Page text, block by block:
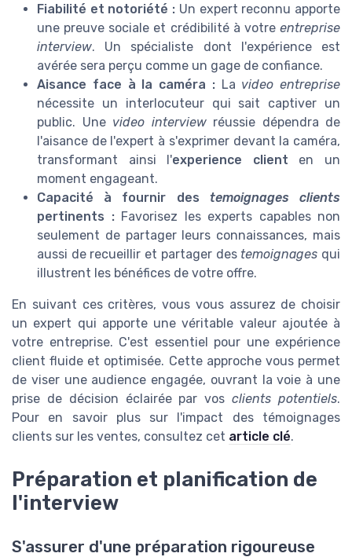
Fiabilité et notoriété : Un expert reconnu apporte
une preuve sociale et crédibilité à votre entreprise
interview. Un spécialiste dont l'expérience est
avérée sera perçu comme un gage de confiance.
Aisance face à la caméra :La video entreprise
nécessite un interlocuteur qui sait captiver un
public. Une video interviewréussie dépendra de
l'aisance de l'expert à s'exprimer devant la caméra,
transformant ainsi l'experience client en un
moment engageant.
Capacité à fournir des temoignages clients
pertinents :Favorisez les experts capables non
seulement de partager leurs connaissances, mais
aussi de recueillir et partager des temoignages qui
illustrent les bénéfices de votre offre.
En suivant ces critères, vous vous assurez de choisir
un expert qui apporte une véritable valeur ajoutée à
votre entreprise. C'est essentiel pour une expérience
client fluide et optimisée. Cette approche vous permet
de viser une audience engagée, ouvrant la voie à une
prise de décision éclairée par vosclients potentiels.
Pour en savoir plus sur l'impact des témoignages
clients sur les ventes, consultez cet article clé.
Préparation et planification de
l'interview
S'assurer d'une préparation rigoureuse